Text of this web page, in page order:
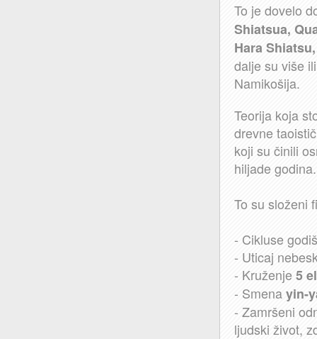
To je dovelo
Shiatsua,
Hara
dalje su više
Namikošija.
Teorija koja
drevne
koji su činili
hiljade godina.
To su složeni
- Cikluse
- Uticaj
- Kruženje 5
- Smenayin-
- Zamršeni
ljudski život,